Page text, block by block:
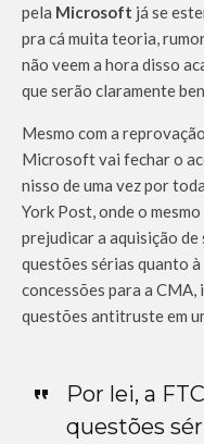
pela Microsoft já se
pra cá muita teoria,
não veem a hora disso
que serão claramente
Mesmo com a
Microsoft vai fechar o
nisso de uma vez por
York Post, onde o
prejudicar a aquisição
questões sérias quanto
concessões para a
questões antitruste em
Por lei, a
questões